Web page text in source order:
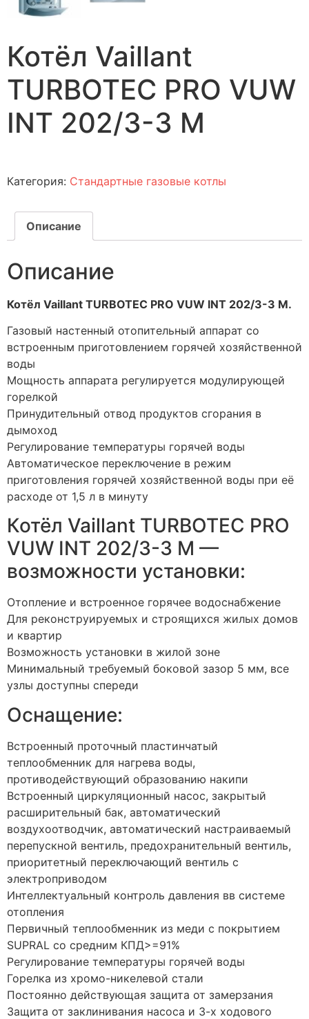
Котёл Vaillant
TURBOTEC PRO VUW
INT 202/3-3 M
Категория: Стандартные газовые котлы
Описание
Описание
Котёл Vaillant TURBOTEC PRO VUW INT 202/3-3 M.
Газовый настенный отопительный аппарат со
встроенным приготовлением горячей хозяйственной
воды
Мощность аппарата регулируется модулирующей
горелкой
Принудительный отвод продуктов сгорания в
дымоход
Регулирование температуры горячей воды
Автоматическое переключение в режим
приготовления горячей хозяйственной воды при её
расходе от 1,5 л в минуту
Котёл Vaillant TURBOTEC PRO
VUW INT 202/3-3 M —
возможности установки:
Отопление и встроенное горячее водоснабжение
Для реконструируемых и строящихся жилых домов
и квартир
Возможность установки в жилой зоне
Минимальный требуемый боковой зазор 5 мм, все
узлы доступны спереди
Оснащение:
Встроенный проточный пластинчатый
теплообменник для нагрева воды,
противодействующий образованию накипи
Встроенный циркуляционный насос, закрытый
расширительный бак, автоматический
воздухоотводчик, автоматический настраиваемый
перепускной вентиль, предохранительный вентиль,
приоритетный переключающий вентиль с
электроприводом
Интеллектуальный контроль давления вв системе
отопления
Первичный теплообменник из меди с покрытием
SUPRAL со средним КПД>=91%
Pегулирование температуры горячей воды
Горелка из хромо-никелевой стали
Постоянно действующая защита от замерзания
Защита от заклинивания насоса и 3-х ходового